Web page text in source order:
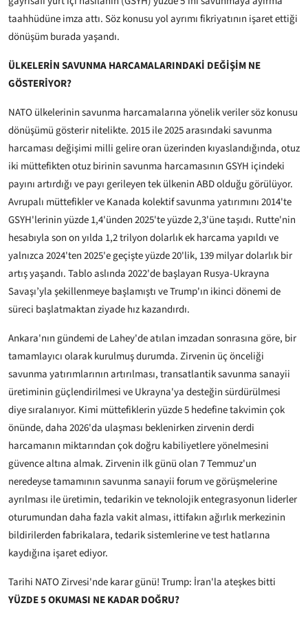
taahhüdüne imza attı. Söz konusu yol ayrımı fikriyatının işaret ettiği
dönüşüm burada yaşandı.
ÜLKELERİN SAVUNMA HARCAMALARINDAKİ DEĞİŞİM NE
GÖSTERİYOR?
NATO ülkelerinin savunma harcamalarına yönelik veriler söz konusu
dönüşümü gösterir nitelikte. 2015 ile 2025 arasındaki savunma
harcaması değişimi milli gelire oran üzerinden kıyaslandığında, otuz
iki müttefikten otuz birinin savunma harcamasının GSYH içindeki
payını artırdığı ve payı gerileyen tek ülkenin ABD olduğu görülüyor.
Avrupalı müttefikler ve Kanada kolektif savunma yatırımını 2014'te
GSYH'lerinin yüzde 1,4'ünden 2025'te yüzde 2,3'üne taşıdı. Rutte'nin
hesabıyla son on yılda 1,2 trilyon dolarlık ek harcama yapıldı ve
yalnızca 2024'ten 2025'e geçişte yüzde 20'lik, 139 milyar dolarlık bir
artış yaşandı. Tablo aslında 2022'de başlayan Rusya-Ukrayna
Savaşı’yla şekillenmeye başlamıştı ve Trump'ın ikinci dönemi de
süreci başlatmaktan ziyade hız kazandırdı.
Ankara'nın gündemi de Lahey'de atılan imzadan sonrasına göre, bir
tamamlayıcı olarak kurulmuş durumda. Zirvenin üç önceliği
savunma yatırımlarının artırılması, transatlantik savunma sanayii
üretiminin güçlendirilmesi ve Ukrayna'ya desteğin sürdürülmesi
diye sıralanıyor. Kimi müttefiklerin yüzde 5 hedefine takvimin çok
önünde, daha 2026'da ulaşması beklenirken zirvenin derdi
harcamanın miktarından çok doğru kabiliyetlere yönelmesini
güvence altına almak. Zirvenin ilk günü olan 7 Temmuz'un
neredeyse tamamının savunma sanayii forum ve görüşmelerine
ayrılması ile üretimin, tedarikin ve teknolojik entegrasyonun liderler
oturumundan daha fazla vakit alması, ittifakın ağırlık merkezinin
bildirilerden fabrikalara, tedarik sistemlerine ve test hatlarına
kaydığına işaret ediyor.
Tarihi NATO Zirvesi'nde karar günü! Trump: İran'la ateşkes bitti
YÜZDE 5 OKUMASI NE KADAR DOĞRU?